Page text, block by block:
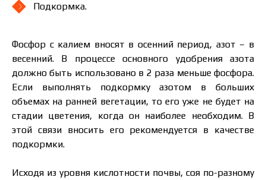
Подкормка.
Фосфор с калием вносят в осенний период, азот – в
весенний. В процессе основного удобрения азота
должно быть использовано в 2 раза меньше фосфора.
Если выполнять подкормку азотом в больших
объемах на ранней вегетации, то его уже не будет на
стадии цветения, когда он наиболее необходим. В
этой связи вносить его рекомендуется в качестве
подкормки.
Исходя из уровня кислотности почвы, соя по-разному